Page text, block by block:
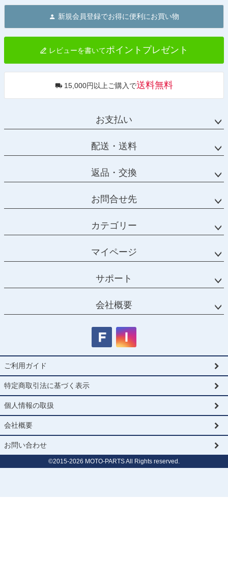
へ
新規会員登録でお得に便利にお買い物
レビューを書いてポイントプレゼント
15,000円以上ご購入で送料無料
お支払い
配送・送料
返品・交換
お問合せ先
カテゴリー
マイページ
サポート
会社概要
ご利用ガイド
特定商取引法に基づく表示
個人情報の取扱
会社概要
お問い合わせ
©2015-2026 MOTO-PARTS All Rights reserved.